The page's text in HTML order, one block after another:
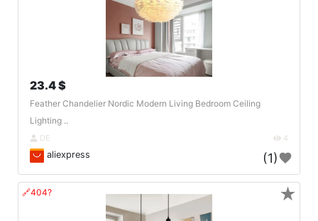
23.4 $
Feather Chandelier Nordic Modern Living Bedroom Ceiling
Lighting ..
DE 4
aliexpress (1)
🔗404? ★